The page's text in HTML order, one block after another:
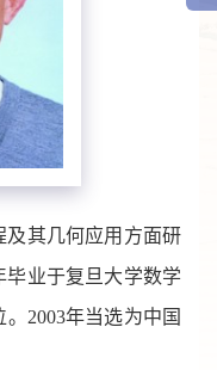
及其几何应用方面研
毕业于复旦大学数学
2003年当选为中国